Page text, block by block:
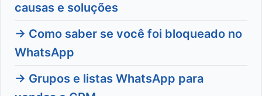
causas e soluções
→ Como saber se você foi bloqueado no
WhatsApp
→ Grupos e listas WhatsApp para